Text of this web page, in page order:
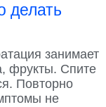
делать
занимает
фрукты. Спите
Повторно
не